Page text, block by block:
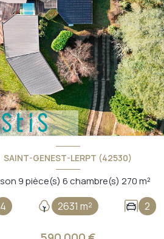
SAINT-GENEST-LERPT (42530)
Maison 9 pièce(s) 6 chambre(s) 270 m²
4 2631 m² 2